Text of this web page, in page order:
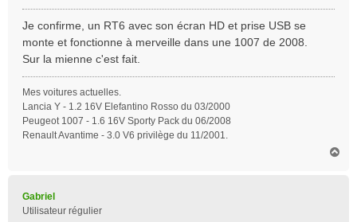
e
s
a
g
e
Je confirme, un RT6 avec son écran HD et prise USB se
monte et fonctionne à merveille dans une 1007 de 2008.
Sur la mienne c'est fait.
Mes voitures actuelles.
Lancia Y - 1.2 16V Elefantino Rosso du 03/2000
Peugeot 1007 - 1.6 16V Sporty Pack du 06/2008
Renault Avantime - 3.0 V6 privilège du 11/2001.
Gabriel
Utilisateur régulier